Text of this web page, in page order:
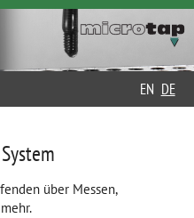
EN DE
über Messen,